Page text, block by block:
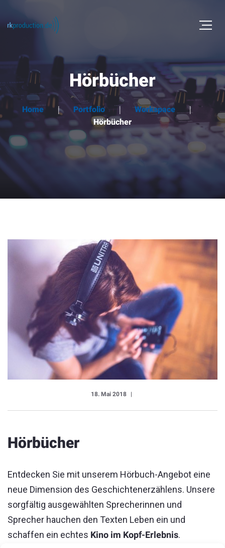
Hörbücher
Home Portfolio
Workspace
Hörbücher
18. Mai 2018
Hörbücher
Entdecken Sie mit unserem Hörbuch-Angebot eine
neue Dimension des Geschichtenerzählens. Unsere
sorgfältig ausgewählten Sprecherinnen und
Sprecher hauchen den Texten Leben ein und
schaffen ein echtes Kino im Kopf-Erlebnis.